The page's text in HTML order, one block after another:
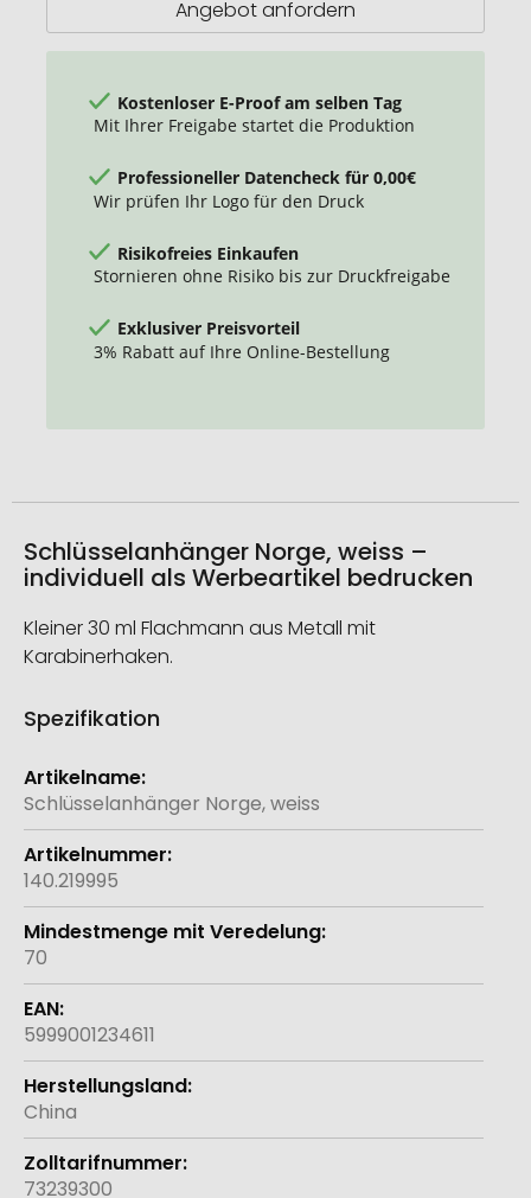
Angebot anfordern
Kostenloser E-Proof am selben Tag
Mit Ihrer Freigabe startet die Produktion
Professioneller Datencheck für 0,00€
Wir prüfen Ihr Logo für den Druck
Risikofreies Einkaufen
Stornieren ohne Risiko bis zur Druckfreigabe
Exklusiver Preisvorteil
3% Rabatt auf Ihre Online-Bestellung
Schlüsselanhänger Norge, weiss –
individuell als Werbeartikel bedrucken
Kleiner 30 ml Flachmann aus Metall mit
Karabinerhaken.
Spezifikation
Weitere
Informationen
Schlüsselanhänger Norge, weiss
140.219995
70
5999001234611
China
73239300